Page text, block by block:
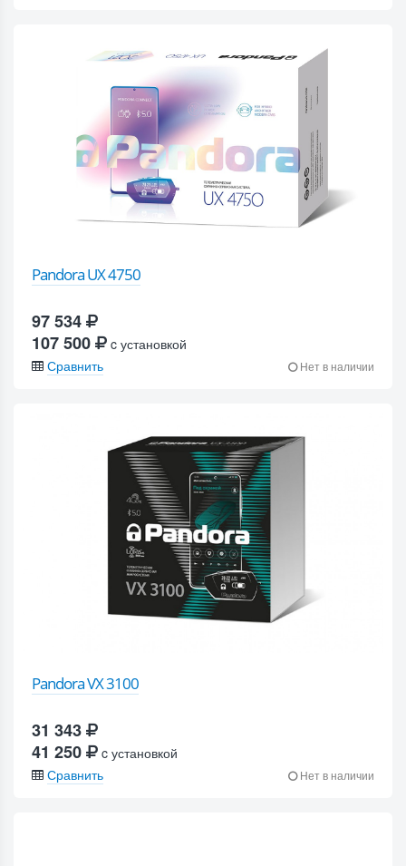
Pandora UX 4750
97 534
107 500
c установкой
Сравнить
Нет в наличии
Pandora VX 3100
31 343
41 250
c установкой
Сравнить
Нет в наличии